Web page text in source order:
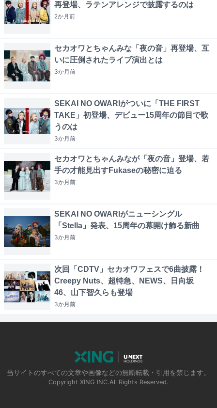
再登場、ラテンアレンジで披露するのは
2か月前
セカオワとちゃんみな「夜の音」再登場、互
いに圧倒されたライブ演出とは
3か月前
SEKAI NO OWARIがついに「THE FIRST
TAKE」初登場、デビュー15周年の節目で歌
うのは
3か月前
セカオワとちゃんみなが「夜の音」登場、若
手の才能見出すFukaseの秘密に迫る
3か月前
SEKAI NO OWARIがニューシングル
「Stella」発表、15周年の幕開け飾る新曲
3か月前
次回「CDTV」セカオワフェスで6曲披露！
Creepy Nuts、超特急、NEWS、日向坂
46、山下智久らも登場
3か月前
当サイトのすべての文章や画像などの無断転載・引用を禁じます。
Copyright XING INC.All Rights Reserved.